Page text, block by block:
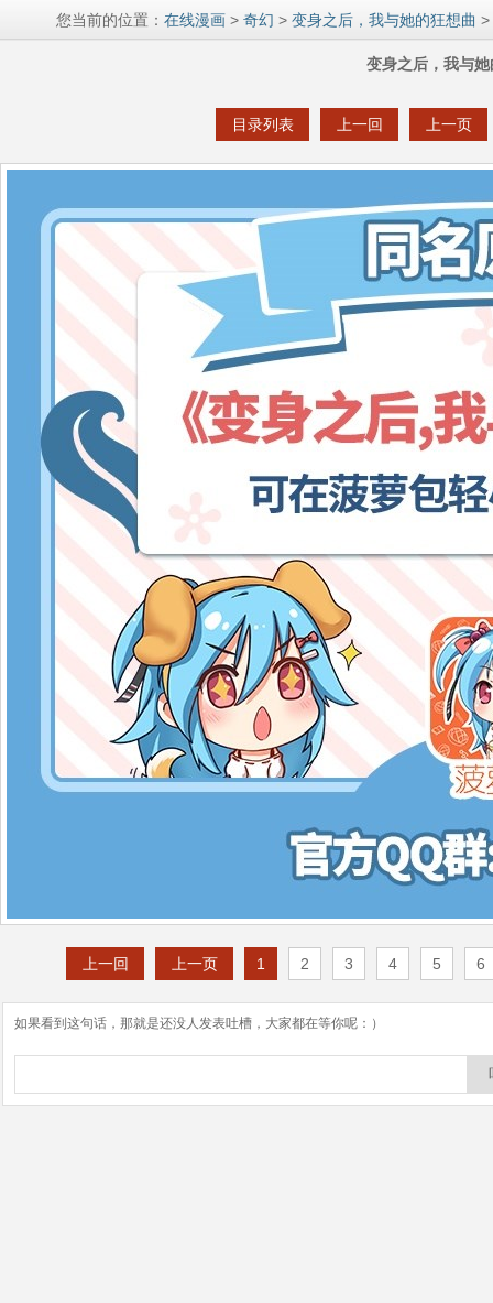
您当前的位置：在线漫画 >奇幻 >变身之后，我与她的狂想曲 >
变身之后，我与
目录列表 上一回 上一页
上一回 上一页 1 2 3 4 5 6
如果看到这句话，那就是还没人发表吐槽，大家都在等你呢：）